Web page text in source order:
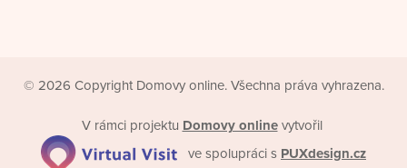
© 2026 Copyright Domovy online. Všechna práva vyhrazena.
V rámci projektu Domovy onlinevytvořil
ve spolupráci s PUXdesign.cz